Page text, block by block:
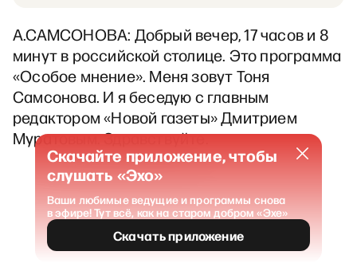
А.САМСОНОВА: Добрый вечер, 17 часов и 8
минут в российской столице. Это программа
«Особое мнение». Меня зовут Тоня
Самсонова. И я беседую с главным
редактором «Новой газеты» Дмитрием
Муратовым. Здравствуйте.
Скачайте приложение, чтобы
слушать «Эхо»
Ваши любимые ведущие и программы снова
в эфире! Тут всё, как на старом добром «Эхе»
Скачать приложение